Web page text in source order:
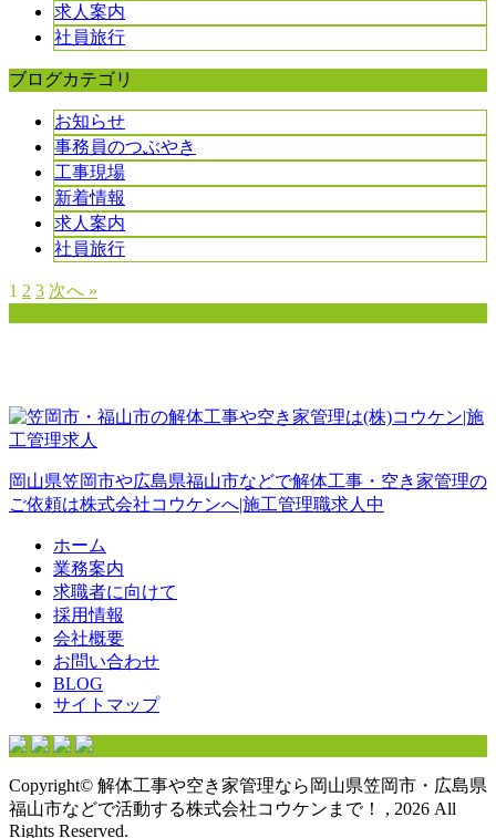
求人案内
社員旅行
ブログカテゴリ
お知らせ
事務員のつぶやき
工事現場
新着情報
求人案内
社員旅行
1 2 3 次へ »
岡山県笠岡市や広島県福山市などで解体工事・空き家管理の
ご依頼は株式会社コウケンへ|施工管理職求人中
ホーム
業務案内
求職者に向けて
採用情報
会社概要
お問い合わせ
BLOG
サイトマップ
Copyright© 解体工事や空き家管理なら岡山県笠岡市・広島県
福山市などで活動する株式会社コウケンまで！ , 2026 All
Rights Reserved.